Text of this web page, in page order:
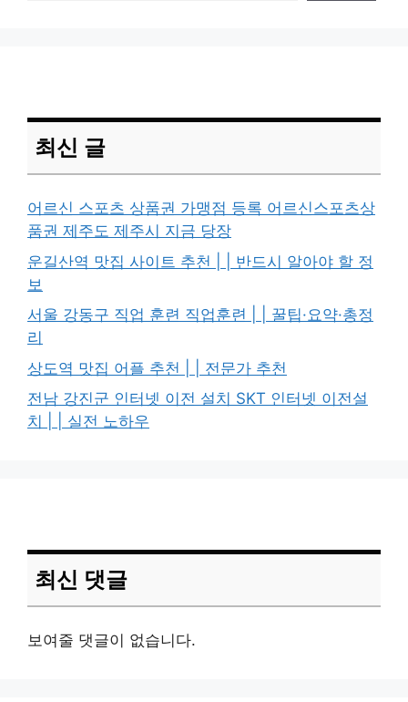
최신 글
어르신 스포츠 상품권 가맹점 등록 어르신스포츠상
품권 제주도 제주시 지금 당장
운길산역 맛집 사이트 추천 | | 반드시 알아야 할 정
보
서울 강동구 직업 훈련 직업훈련 | | 꿀팁·요약·총정
리
상도역 맛집 어플 추천 | | 전문가 추천
전남 강진군 인터넷 이전 설치 SKT 인터넷 이전설
치 | | 실전 노하우
최신 댓글
보여줄 댓글이 없습니다.